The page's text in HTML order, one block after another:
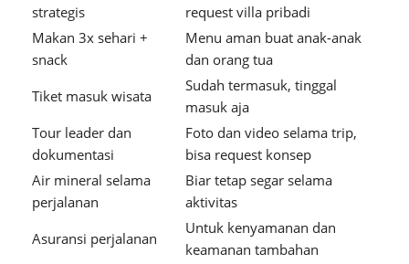
strategis
request villa pribadi
Makan 3x sehari +
snack
Menu aman buat anak-anak
dan orang tua
Tiket masuk wisata
Sudah termasuk, tinggal
masuk aja
Tour leader dan
dokumentasi
Foto dan video selama trip,
bisa request konsep
Air mineral selama
perjalanan
Biar tetap segar selama
aktivitas
Asuransi perjalanan
Untuk kenyamanan dan
keamanan tambahan